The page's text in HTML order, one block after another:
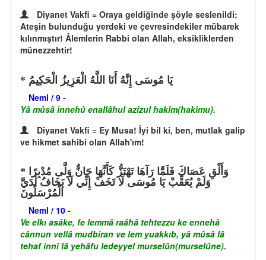
Diyanet Vakfi = Oraya geldiğinde şöyle seslenildi:
Ateşin bulunduğu yerdeki ve çevresindekiler mübarek
kılınmıştır! Âlemlerin Rabbi olan Allah, eksikliklerden
münezzehtir!
يَا مُوسَى إِنَّهُ أَنَا اللَّهُ الْعَزِيزُ الْحَكِيمُ
Neml / 9 -
Yâ mûsâ innehû enallâhul azîzul hakîm(hakîmu).
Diyanet Vakfi = Ey Musa! İyi bil ki, ben, mutlak galip
ve hikmet sahibi olan Allah'ım!
وَلَمْ يُعَقِّبْ يَا مُوسَى لَا تَخَفْ إِنِّي لَا يَخَافُ لَدَيَّ
الْمُرْسَلُونَ
Neml / 10 -
Ve elkı asâke, fe lemmâ raâhâ tehtezzu ke ennehâ
cânnun vellâ mudbiran ve lem yuakkıb, yâ mûsâ lâ
tehaf innî lâ yehâfu ledeyyel murselûn(murselûne).